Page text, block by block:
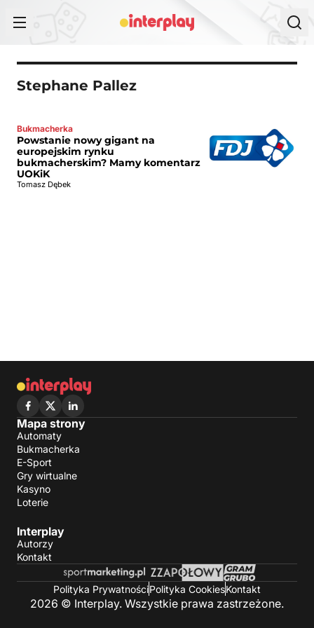
Stephane Pallez
Bukmacherka
Powstanie nowy gigant na
europejskim rynku
bukmacherskim? Mamy komentarz
UOKiK
Tomasz Dębek
Mapa strony
Automaty
Bukmacherka
E-Sport
Gry wirtualne
Kasyno
Loterie
Interplay
Autorzy
Kontakt
Polityka PrywatnościPolityka CookiesKontakt
2026 © Interplay. Wszystkie prawa zastrzeżone.